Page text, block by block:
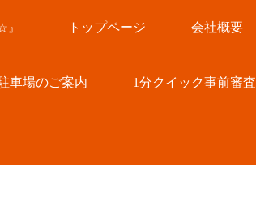
』 トップページ 会社概要
車場のご案内 1分クイック事前審査